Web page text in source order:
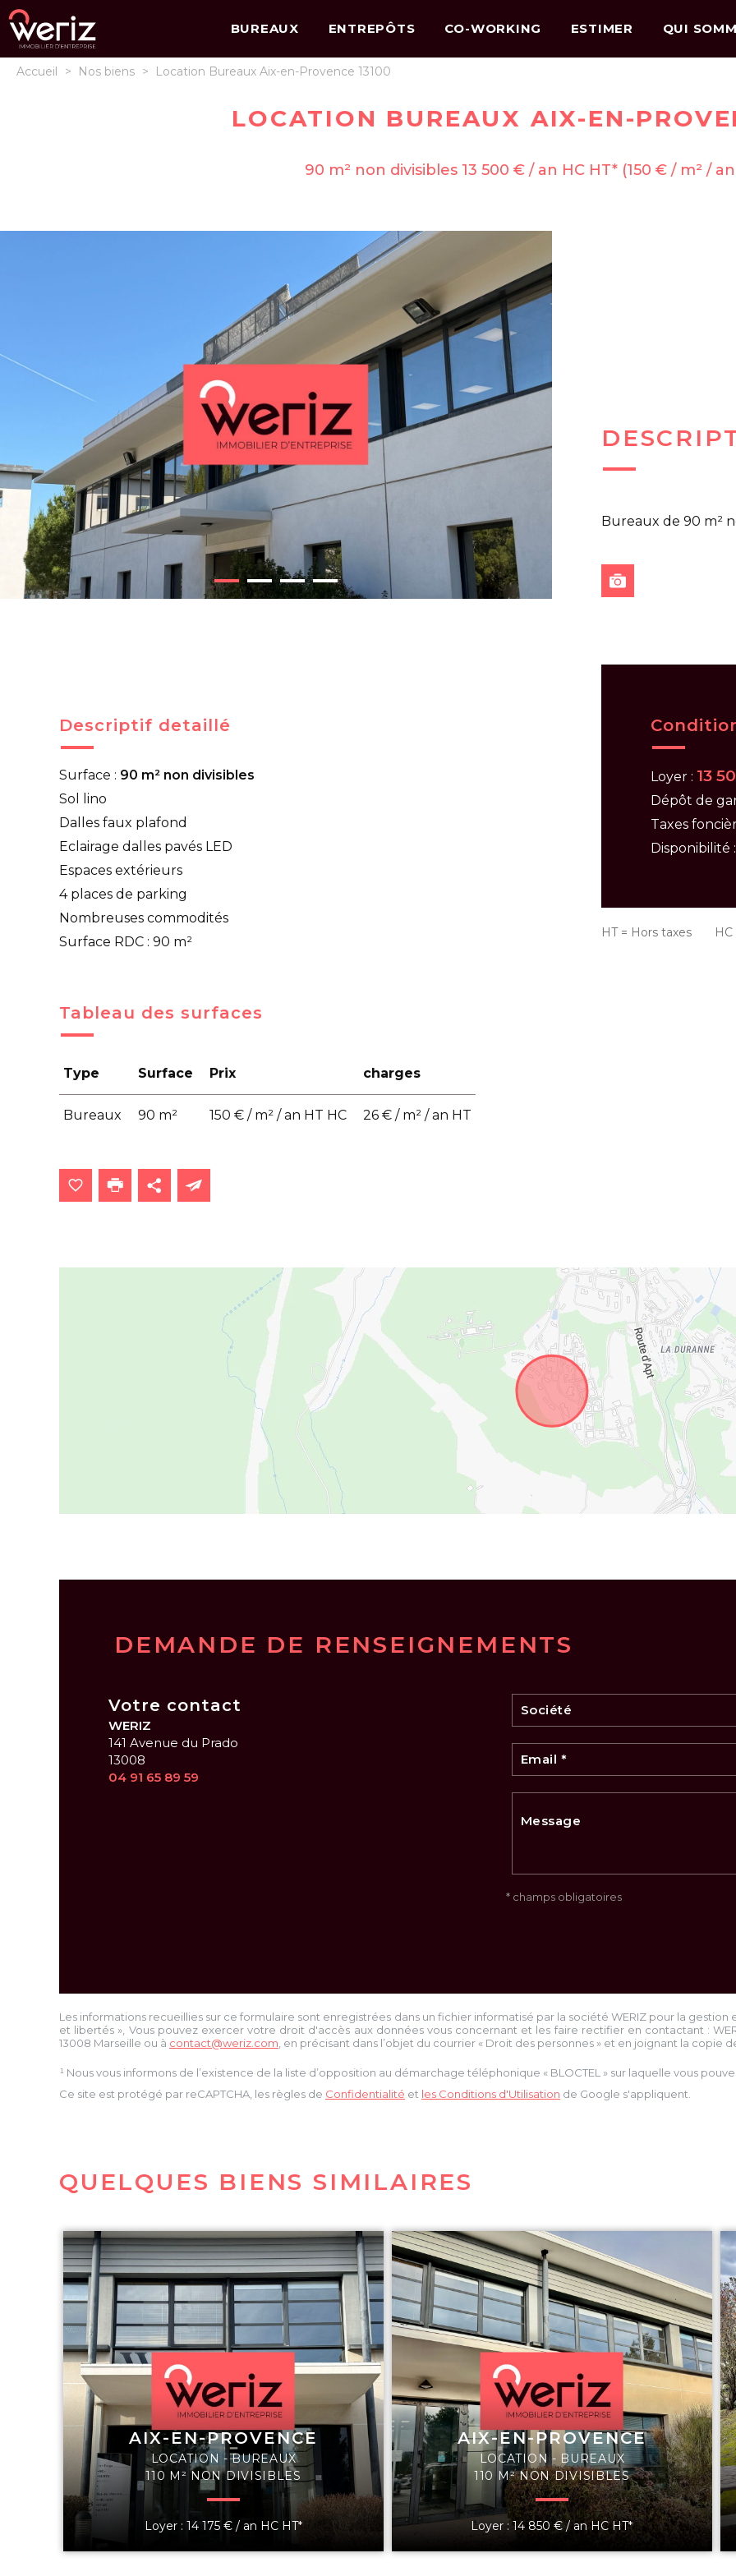
BUREAUX ENTREPÔTS CO-WORKING ESTIMER QUI
Accueil > Nos biens > Location Bureaux Aix-en-Provence 13100
LOCATION BUREAUX AIX-EN-
90 m² non divisibles 13 500 € / an HC HT* (150 € / m² /
Bureaux de 90 m²
Descriptif detaillé
Surface : 90 m² non divisibles
Sol lino
Dalles faux plafond
Eclairage dalles pavés LED
Espaces extérieurs
4 places de parking
Nombreuses commodités
Surface RDC : 90 m²
Loyer : 13
Dépôt de
Taxes
Disponibilité
HT = Hors taxes HC
Tableau des surfaces
Type Surface Prix charges
Bureaux 90 m² 150 € / m² / an HT HC 26 € / m² / an HT
DEMANDE DE RENSEIGNEMENTS
Votre contact
WERIZ
141 Avenue du Prado
13008
04 91 65 89 59
* champs obligatoires
Les informations recueillies sur ce formulaire sont enregistrées dans un fichier informatisé par la société WERIZ pour la gestion
et libertés », Vous pouvez exercer votre droit d'accès aux données vous concernant et les faire rectifier en contactant :
13008 Marseille ou à contact@weriz.com , en précisant dans l’objet du courrier « Droit des personnes » et en joignant la copie
¹ Nous vous informons de l’existence de la liste d’opposition au démarchage téléphonique « BLOCTEL » sur laquelle vous
Ce site est protégé par reCAPTCHA, les règles de Confidentialité et les Conditions d'Utilisation de Google s'appliquent.
QUELQUES BIENS SIMILAIRES
AIX-EN-PROVENCE
LOCATION - BUREAUX
110 M² NON DIVISIBLES
Loyer : 14 175 € / an HC HT*
AIX-EN-PROVENCE
LOCATION - BUREAUX
110 M² NON DIVISIBLES
Loyer : 14 850 € / an HC HT*